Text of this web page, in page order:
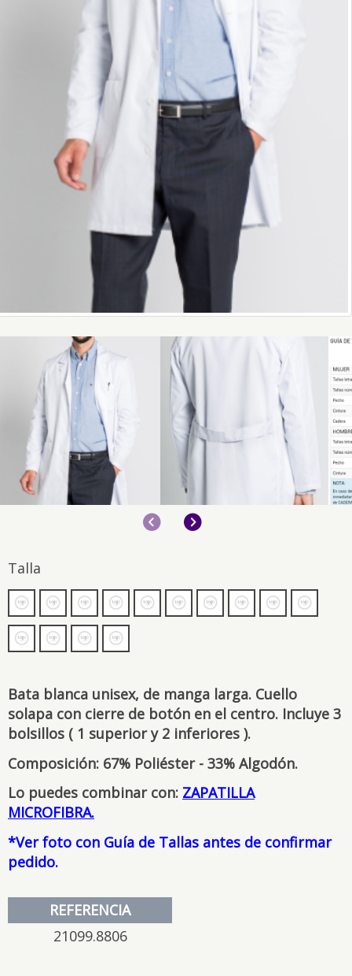
AnteriorSiguiente
Talla
Bata blanca unisex, de manga larga. Cuello
solapa con cierre de botón en el centro. Incluye 3
bolsillos ( 1 superior y 2 inferiores ).
Composición: 67% Poliéster - 33% Algodón.
Lo puedes combinar con: ZAPATILLA
MICROFIBRA.
*Ver foto con Guía de Tallas antes de confirmar
pedido.
REFERENCIA
21099.8806